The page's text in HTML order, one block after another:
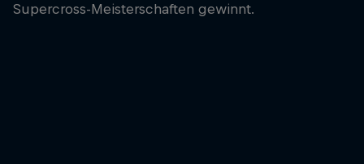
Supercross-Meisterschaften gewinnt.